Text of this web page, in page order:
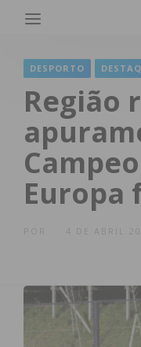
DESPORTO
Região
Europa
4 DE ABRIL